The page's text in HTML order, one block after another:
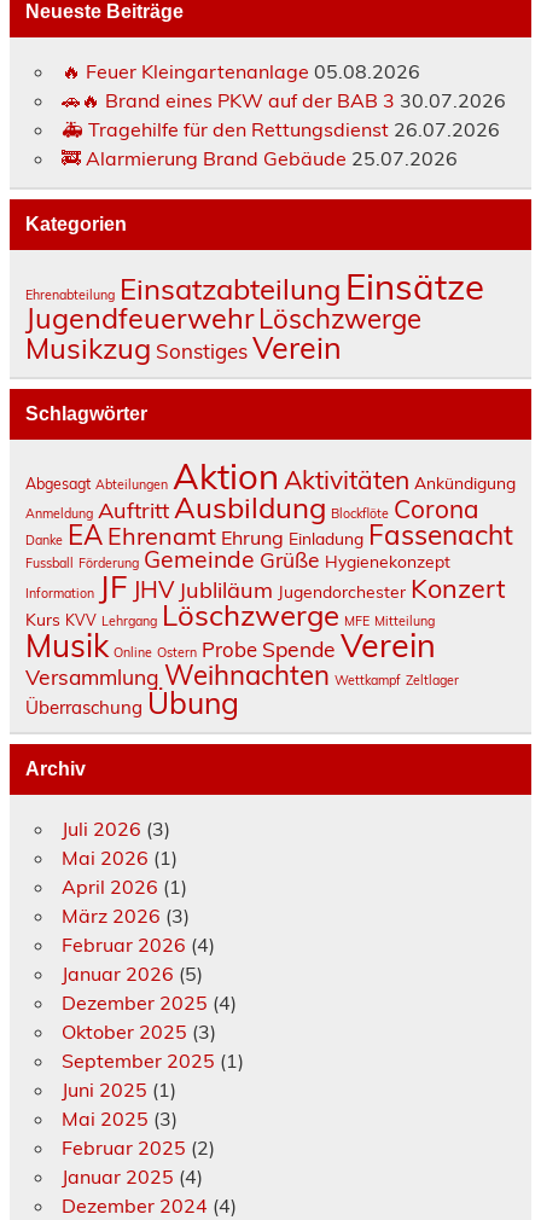
Neueste Beiträge
🔥 Feuer Kleingartenanlage 05.08.2026
🚗🔥 Brand eines PKW auf der BAB 3 30.07.2026
🚑 Tragehilfe für den Rettungsdienst 26.07.2026
🚒 Alarmierung Brand Gebäude 25.07.2026
Kategorien
Ehrenabteilung Einsatzabteilung Einsätze
Jugendfeuerwehr Löschzwerge
Musikzug Sonstiges Verein
Schlagwörter
Abgesagt Abteilungen Aktion Aktivitäten Ankündigung
Anmeldung Auftritt Ausbildung Blockflöte Corona
Danke EA Ehrenamt Ehrung Einladung Fassenacht
Fussball Förderung Gemeinde Grüße Hygienekonzept
Information JF JHV Jubliläum Jugendorchester Konzert
Kurs KVV Lehrgang Löschzwerge MFE Mitteilung
Musik Online Ostern Probe Spende Verein
Versammlung Weihnachten Wettkampf Zeltlager
Überraschung Übung
Archiv
Juli 2026 (3)
Mai 2026 (1)
April 2026 (1)
März 2026 (3)
Februar 2026 (4)
Januar 2026 (5)
Dezember 2025 (4)
Oktober 2025 (3)
September 2025 (1)
Juni 2025 (1)
Mai 2025 (3)
Februar 2025 (2)
Januar 2025 (4)
Dezember 2024 (4)